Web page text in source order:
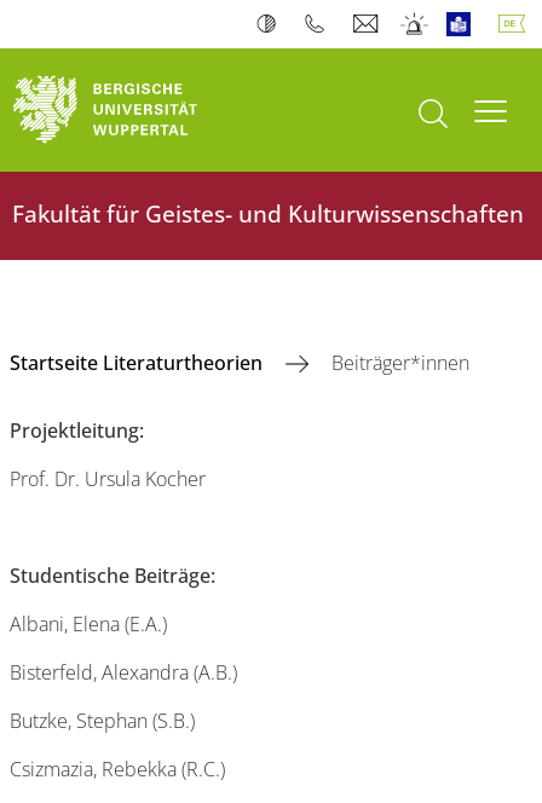
Suche öffnen
Fakultät für Geistes- und Kulturwissenschaften
Startseite Literaturtheorien Beiträger*innen
Projektleitung:
Prof. Dr. Ursula Kocher
Studentische Beiträge:
Albani, Elena (E.A.)
Bisterfeld, Alexandra (A.B.)
Butzke, Stephan (S.B.)
Csizmazia, Rebekka (R.C.)